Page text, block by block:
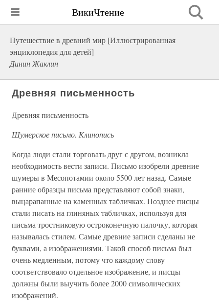
ВикиЧтение
Путешествие в древний мир [Иллюстрированная
энциклопедия для детей]
Динин Жаклин
Древняя письменность
Древняя письменность
Шумерское письмо. Клинопись
Когда люди стали торговать друг с другом, возникла
необходимость вести записи. Письмо изобрели древние
шумеры в Месопотамии около 5500 лет назад. Самые
ранние образцы письма представляют собой знаки,
выцарапанные на каменных табличках. Позднее писцы
стали писать на глиняных табличках, используя для
письма тростниковую остроконечную палочку, которая
называлась стилем. Самые древние записи сделаны не
буквами, а изображениями. Такой способ письма был
очень медленным, потому что каждому слову
соответствовало отдельное изображение, и писцы
должны были выучить более 2000 символических
изображений.